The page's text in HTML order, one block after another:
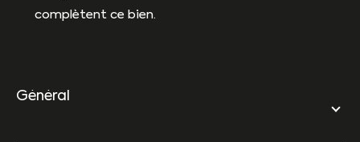
complètent ce bien.
général